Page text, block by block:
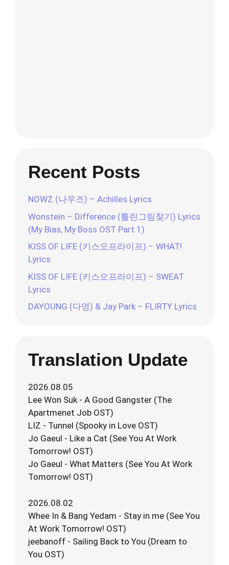
Recent Posts
NOWZ (나우즈) – Achilles Lyrics
Wonstein – Difference (틀린그림찾기) Lyrics
(My Bias, My Boss OST Part.1)
KISS OF LIFE (키스오프라이프) – WHAT!
Lyrics
KISS OF LIFE (키스오프라이프) – SWEAT
Lyrics
DAYOUNG (다영) & Jay Park – FLIRTY Lyrics
Translation Update
2026.08.05
Lee Won Suk - A Good Gangster (The
Apartmenet Job OST)
LIZ - Tunnel (Spooky in Love OST)
Jo Gaeul - Like a Cat (See You At Work
Tomorrow! OST)
Jo Gaeul - What Matters (See You At Work
Tomorrow! OST)
2026.08.02
Whee In & Bang Yedam - Stay in me (See You
At Work Tomorrow! OST)
jeebanoff - Sailing Back to You (Dream to
You OST)